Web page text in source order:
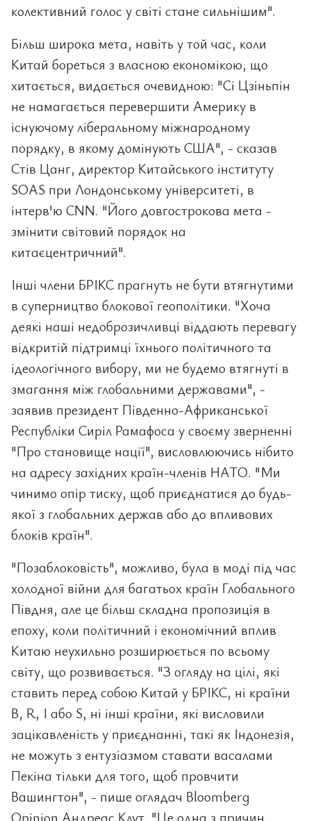
колективний голос у світі стане сильнішим".
Більш широка мета, навіть у той час, коли
Китай бореться з власною економікою, що
хитається, видається очевидною: "Сі Цзіньпін
не намагається перевершити Америку в
існуючому ліберальному міжнародному
порядку, в якому домінують США", - сказав
Стів Цанг, директор Китайського інституту
SOAS при Лондонському університеті, в
інтерв'ю CNN. "Його довгострокова мета -
змінити світовий порядок на
китаєцентричний".
Інші члени БРІКС прагнуть не бути втягнутими
в суперництво блокової геополітики. "Хоча
деякі наші недоброзичливці віддають перевагу
відкритій підтримці їхнього політичного та
ідеологічного вибору, ми не будемо втягнуті в
змагання між глобальними державами", -
заявив президент Південно-Африканської
Республіки Сиріл Рамафоса у своєму зверненні
"Про становище нації", висловлюючись нібито
на адресу західних країн-членів НАТО. "Ми
чинимо опір тиску, щоб приєднатися до будь-
якої з глобальних держав або до впливових
блоків країн".
"Позаблоковість", можливо, була в моді під час
холодної війни для багатьох країн Глобального
Півдня, але це більш складна пропозиція в
епоху, коли політичний і економічний вплив
Китаю неухильно розширюється по всьому
світу, що розвивається. "З огляду на цілі, які
ставить перед собою Китай у БРІКС, ні країни
B, R, I або S, ні інші країни, які висловили
зацікавленість у приєднанні, такі як Індонезія,
не можуть з ентузіазмом ставати васалами
Пекіна тільки для того, щоб провчити
Вашингтон", - пише оглядач Bloomberg
Opinion Андреас Клут. "Це одна з причин,